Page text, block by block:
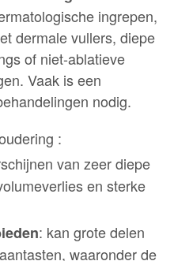
ingrepen,
dermale vullers, diepe
of niet-ablatieve
Vaak is een
nodig.
:
van zeer diepe
en sterke
: kan grote delen
waaronder de